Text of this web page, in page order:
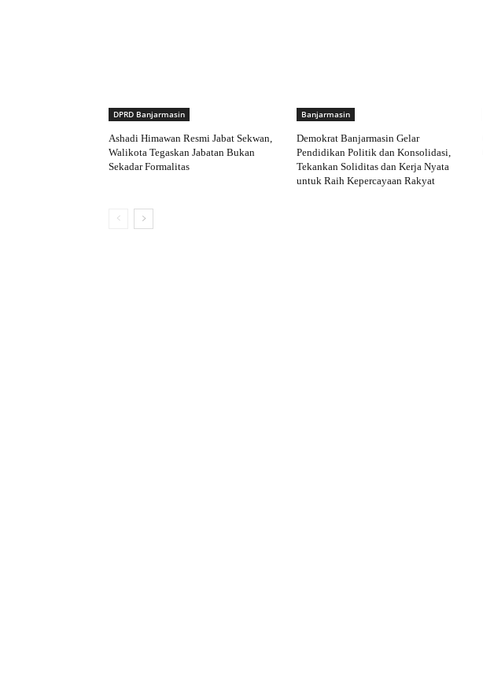
DPRD Banjarmasin
Ashadi Himawan Resmi Jabat Sekwan,
Walikota Tegaskan Jabatan Bukan
Sekadar Formalitas
Banjarmasin
Demokrat Banjarmasin Gelar
Pendidikan Politik dan Konsolidasi,
Tekankan Soliditas dan Kerja Nyata
untuk Raih Kepercayaan Rakyat